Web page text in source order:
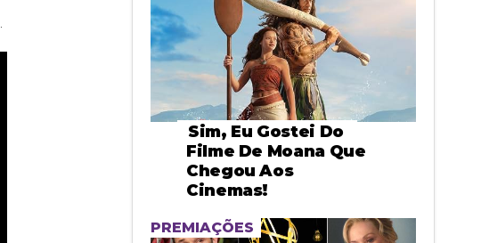
Sim, Eu Gostei Do
Filme De Moana Que
Chegou Aos
Cinemas!
PREMIAÇÕES